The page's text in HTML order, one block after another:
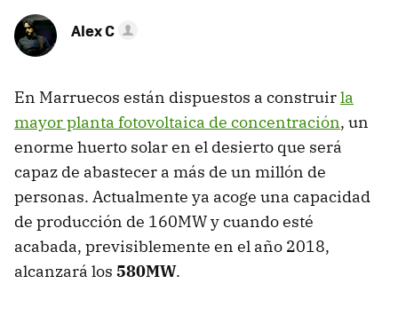
Alex C
En Marruecos están dispuestos a construirla
mayor planta fotovoltaica de concentración, un
enorme huerto solar en el desierto que será
capaz de abastecer a más de un millón de
personas. Actualmente ya acoge una capacidad
de producción de 160MW y cuando esté
acabada, previsiblemente en el año 2018,
alcanzará los 580MW.